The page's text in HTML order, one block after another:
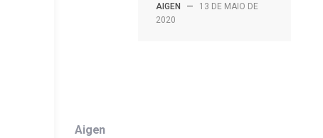
AIGEN —
13 DE MAIO DE
2020
Aigen